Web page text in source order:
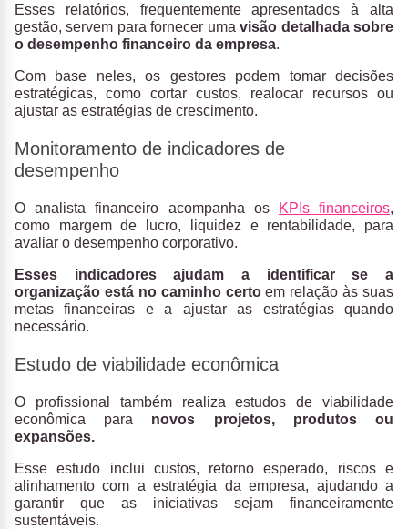
Esses relatórios, frequentemente apresentados à alta
gestão, servem para fornecer umavisão detalhada sobre
o desempenho financeiro da empresa.
Com base neles, os gestores podem tomar decisões
estratégicas, como cortar custos, realocar recursos ou
ajustar as estratégias de crescimento.
Monitoramento de indicadores de
desempenho
O analista financeiro acompanha os KPIs financeiros,
como margem de lucro, liquidez e rentabilidade, para
avaliar o desempenho corporativo.
Esses indicadores ajudam a identificar se a
organização está no caminho certoem relação às suas
metas financeiras e a ajustar as estratégias quando
necessário.
Estudo de viabilidade econômica
O profissional também realiza estudos de viabilidade
econômica para novos projetos, produtos ou
expansões.
Esse estudo inclui custos, retorno esperado, riscos e
alinhamento com a estratégia da empresa, ajudando a
garantir que as iniciativas sejam financeiramente
sustentáveis.